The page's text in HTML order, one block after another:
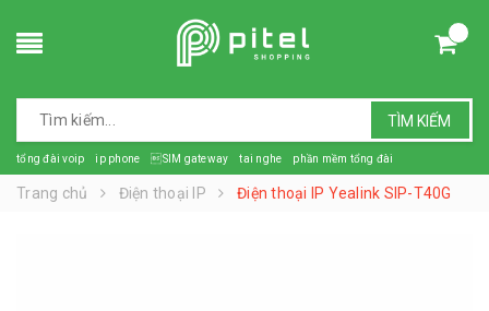
TÌM KIẾM
tổng đài voip ip phone SIM gateway tai nghe phần mềm tổng đài
Trang chủ Điện thoại IP Điện thoại IP Yealink SIP-T40G